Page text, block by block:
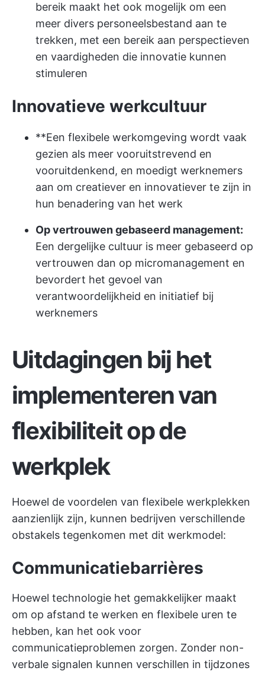
bereik maakt het ook mogelijk om een
meer divers personeelsbestand aan te
trekken, met een bereik aan perspectieven
en vaardigheden die innovatie kunnen
stimuleren
Innovatieve werkcultuur
**Een flexibele werkomgeving wordt vaak
gezien als meer vooruitstrevend en
vooruitdenkend, en moedigt werknemers
aan om creatiever en innovatiever te zijn in
hun benadering van het werk
Op vertrouwen gebaseerd management:
Een dergelijke cultuur is meer gebaseerd op
vertrouwen dan op micromanagement en
bevordert het gevoel van
verantwoordelijkheid en initiatief bij
werknemers
Uitdagingen bij het
implementeren van
flexibiliteit op de
werkplek
Hoewel de voordelen van flexibele werkplekken
aanzienlijk zijn, kunnen bedrijven verschillende
obstakels tegenkomen met dit werkmodel:
Communicatiebarrières
Hoewel technologie het gemakkelijker maakt
om op afstand te werken en flexibele uren te
hebben, kan het ook voor
communicatieproblemen zorgen. Zonder non-
verbale signalen kunnen verschillen in tijdzones